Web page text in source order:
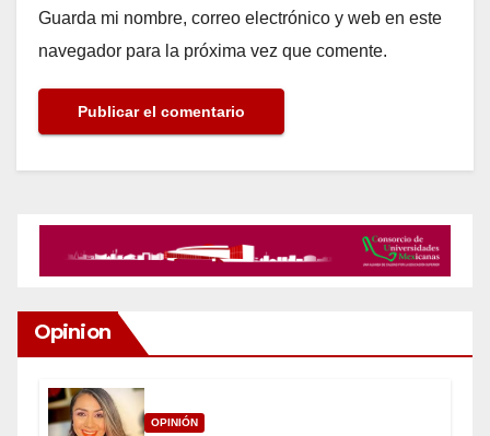
Guarda mi nombre, correo electrónico y web en este
navegador para la próxima vez que comente.
Opinion
OPINIÓN